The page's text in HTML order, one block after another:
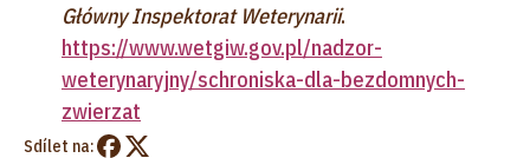
Główny Inspektorat Weterynarii.
https://www.wetgiw.gov.pl/nadzor-
weterynaryjny/schroniska-dla-bezdomnych-
zwierzat
Sdílet na: